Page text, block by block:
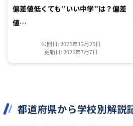
偏差値低くても”いい中学”は？偏差
値…
公開日: 2025年12月25日
更新日: 2026年7月7日
都道府県から学校別解説